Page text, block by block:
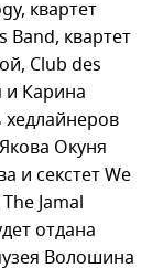
квартет
квартет
Сlub des
и Карина
Окуня
и секстет We
Jamal
отдана
Волошина